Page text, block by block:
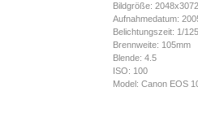
Bildgröße:
Aufnahmedatum:
Belichtungszeit: 1/
Brennweite: 105mm
Blende: 4.5
ISO: 100
Model: Canon EOS